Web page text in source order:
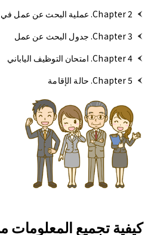
Chapter 2. عملية البحث عن عمل في اليابان
Chapter 3. جدول البحث عن عمل
Chapter 4. امتحان التوظيف الياباني
Chapter 5. حالة الإقامة
كيفية تجميع